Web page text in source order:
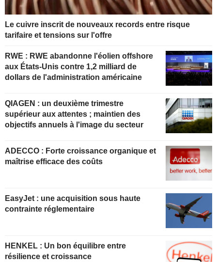
Le cuivre inscrit de nouveaux records entre risque
tarifaire et tensions sur l'offre
RWE : RWE abandonne l'éolien offshore
aux États-Unis contre 1,2 milliard de
dollars de l'administration américaine
QIAGEN : un deuxième trimestre
supérieur aux attentes ; maintien des
objectifs annuels à l'image du secteur
ADECCO : Forte croissance organique et
maîtrise efficace des coûts
EasyJet : une acquisition sous haute
contrainte réglementaire
HENKEL : Un bon équilibre entre
résilience et croissance